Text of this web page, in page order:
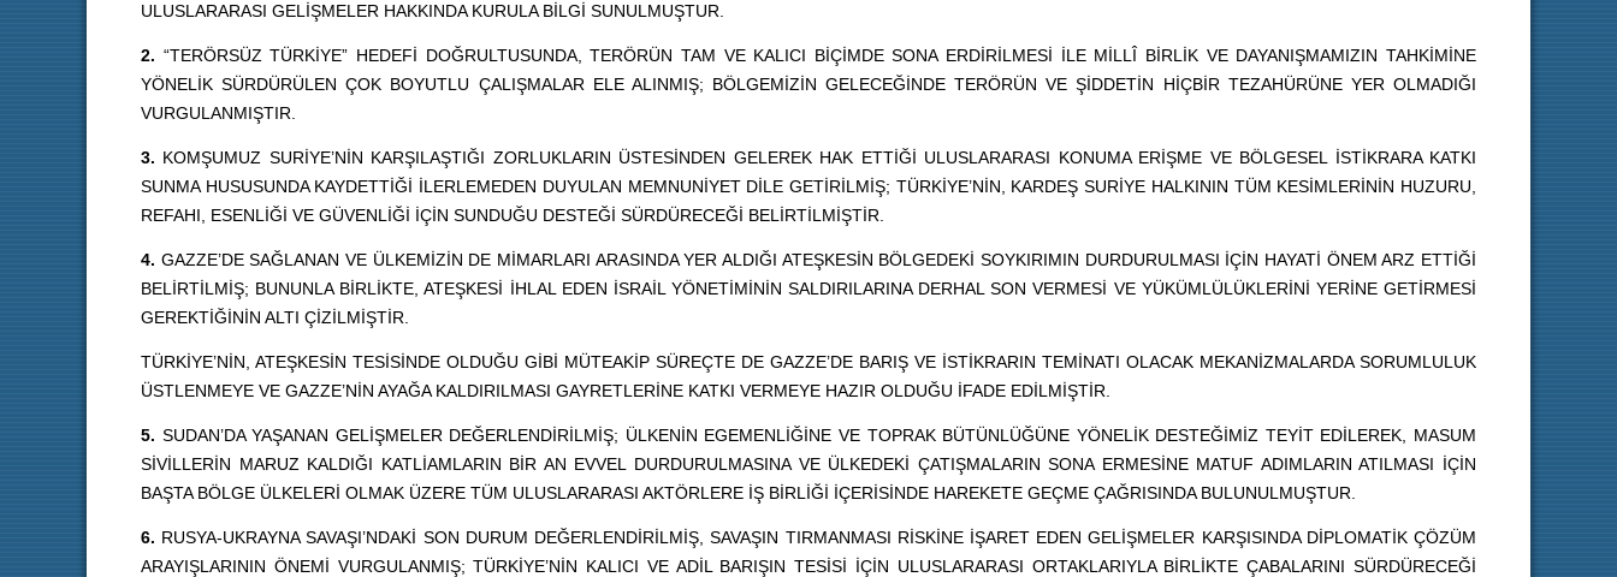
ULUSLARARASI GELİŞMELER HAKKINDA KURULA BİLGİ SUNULMUŞTUR.
2. “TERÖRSÜZ TÜRKİYE” HEDEFİ DOĞRULTUSUNDA, TERÖRÜN TAM VE KALICI BİÇİMDE SONA ERDİRİLMESİ İLE MİLLÎ BİRLİK VE DAYANIŞMAMIZIN TAHKİMİNE
YÖNELİK SÜRDÜRÜLEN ÇOK BOYUTLU ÇALIŞMALAR ELE ALINMIŞ; BÖLGEMİZİN GELECEĞİNDE TERÖRÜN VE ŞİDDETİN HİÇBİR TEZAHÜRÜNE YER OLMADIĞI
VURGULANMIŞTIR.
3. KOMŞUMUZ SURİYE’NİN KARŞILAŞTIĞI ZORLUKLARIN ÜSTESİNDEN GELEREK HAK ETTİĞİ ULUSLARARASI KONUMA ERİŞME VE BÖLGESEL İSTİKRARA KATKI
SUNMA HUSUSUNDA KAYDETTİĞİ İLERLEMEDEN DUYULAN MEMNUNİYET DİLE GETİRİLMİŞ; TÜRKİYE’NİN, KARDEŞ SURİYE HALKININ TÜM KESİMLERİNİN HUZURU,
REFAHI, ESENLİĞİ VE GÜVENLİĞİ İÇİN SUNDUĞU DESTEĞİ SÜRDÜRECEĞİ BELİRTİLMİŞTİR.
4. GAZZE’DE SAĞLANAN VE ÜLKEMİZİN DE MİMARLARI ARASINDA YER ALDIĞI ATEŞKESİN BÖLGEDEKİ SOYKIRIMIN DURDURULMASI İÇİN HAYATİ ÖNEM ARZ ETTİĞİ
BELİRTİLMİŞ; BUNUNLA BİRLİKTE, ATEŞKESİ İHLAL EDEN İSRAİL YÖNETİMİNİN SALDIRILARINA DERHAL SON VERMESİ VE YÜKÜMLÜLÜKLERİNİ YERİNE GETİRMESİ
GEREKTİĞİNİN ALTI ÇİZİLMİŞTİR.
TÜRKİYE’NİN, ATEŞKESİN TESİSİNDE OLDUĞU GİBİ MÜTEAKİP SÜREÇTE DE GAZZE’DE BARIŞ VE İSTİKRARIN TEMİNATI OLACAK MEKANİZMALARDA SORUMLULUK
ÜSTLENMEYE VE GAZZE’NİN AYAĞA KALDIRILMASI GAYRETLERİNE KATKI VERMEYE HAZIR OLDUĞU İFADE EDİLMİŞTİR.
5. SUDAN’DA YAŞANAN GELİŞMELER DEĞERLENDİRİLMİŞ; ÜLKENİN EGEMENLİĞİNE VE TOPRAK BÜTÜNLÜĞÜNE YÖNELİK DESTEĞİMİZ TEYİT EDİLEREK, MASUM
SİVİLLERİN MARUZ KALDIĞI KATLİAMLARIN BİR AN EVVEL DURDURULMASINA VE ÜLKEDEKİ ÇATIŞMALARIN SONA ERMESİNE MATUF ADIMLARIN ATILMASI İÇİN
BAŞTA BÖLGE ÜLKELERİ OLMAK ÜZERE TÜM ULUSLARARASI AKTÖRLERE İŞ BİRLİĞİ İÇERİSİNDE HAREKETE GEÇME ÇAĞRISINDA BULUNULMUŞTUR.
6. RUSYA-UKRAYNA SAVAŞI’NDAKİ SON DURUM DEĞERLENDİRİLMİŞ, SAVAŞIN TIRMANMASI RİSKİNE İŞARET EDEN GELİŞMELER KARŞISINDA DİPLOMATİK ÇÖZÜM
ARAYIŞLARININ ÖNEMİ VURGULANMIŞ; TÜRKİYE’NİN KALICI VE ADİL BARIŞIN TESİSİ İÇİN ULUSLARARASI ORTAKLARIYLA BİRLİKTE ÇABALARINI SÜRDÜRECEĞİ